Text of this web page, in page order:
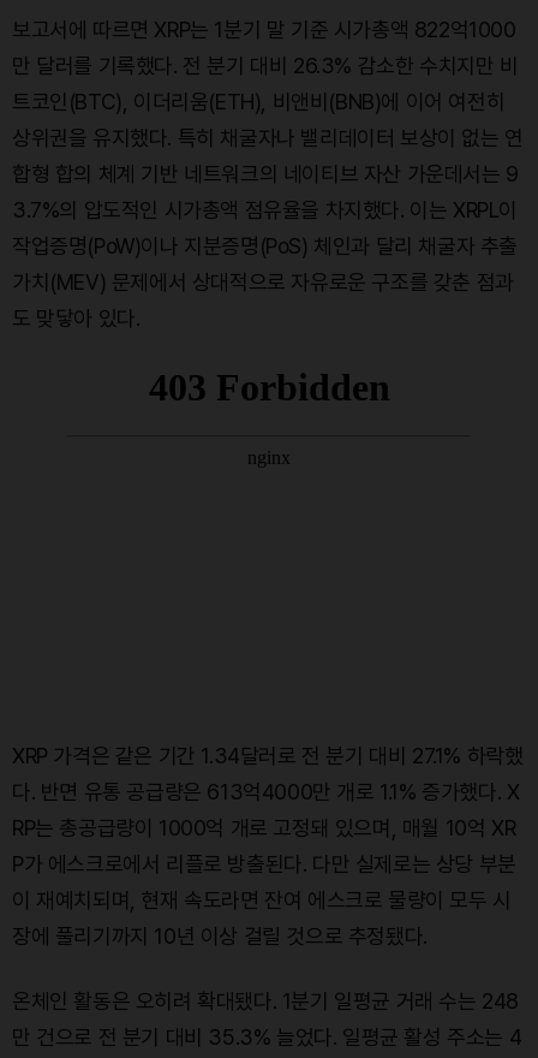
보고서에 따르면 XRP는 1분기 말 기준 시가총액 822억1000
만 달러를 기록했다. 전 분기 대비 26.3% 감소한 수치지만 비
트코인(BTC), 이더리움(ETH), 비앤비(BNB)에 이어 여전히
상위권을 유지했다. 특히 채굴자나 밸리데이터 보상이 없는 연
합형 합의 체계 기반 네트워크의 네이티브 자산 가운데서는 9
3.7%의 압도적인 시가총액 점유율을 차지했다. 이는 XRPL이
작업증명(PoW)이나 지분증명(PoS) 체인과 달리 채굴자 추출
가치(MEV) 문제에서 상대적으로 자유로운 구조를 갖춘 점과
도 맞닿아 있다.
XRP 가격은 같은 기간 1.34달러로 전 분기 대비 27.1% 하락했
다. 반면 유통 공급량은 613억4000만 개로 1.1% 증가했다. X
RP는 총공급량이 1000억 개로 고정돼 있으며, 매월 10억 XR
P가 에스크로에서 리플로 방출된다. 다만 실제로는 상당 부분
이 재예치되며, 현재 속도라면 잔여 에스크로 물량이 모두 시
장에 풀리기까지 10년 이상 걸릴 것으로 추정됐다.
온체인 활동은 오히려 확대됐다. 1분기 일평균 거래 수는 248
만 건으로 전 분기 대비 35.3% 늘었다. 일평균 활성 주소는 4